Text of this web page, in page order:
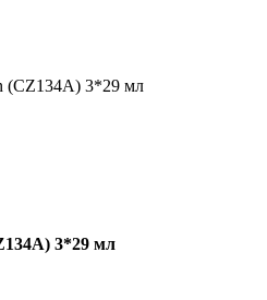
(CZ134A) 3*29 мл
3*29 мл